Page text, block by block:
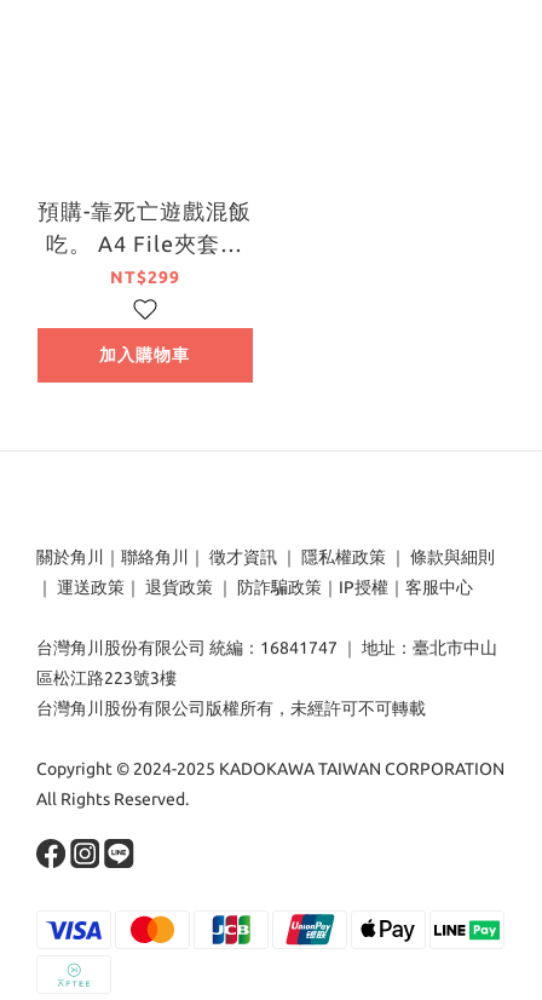
預購-靠死亡遊戲混飯
吃。 A4 File夾套組
CANDLE WOODS ver.
系列【日本進口精品】
NT$299
加入購物車
關於角川 ｜ 聯絡角川 ｜ 徵才資訊 ｜ 隱私權政策 ｜ 條款與細則
｜ 運送政策 ｜ 退貨政策 ｜ 防詐騙政策 ｜ IP授權 ｜ 客服中心
台灣角川股份有限公司 統編：16841747 ｜ 地址：臺北市中山
區松江路223號3樓
台灣角川股份有限公司版權所有，未經許可不可轉載
Copyright © 2024-2025 KADOKAWA TAIWAN CORPORATION
All Rights Reserved.